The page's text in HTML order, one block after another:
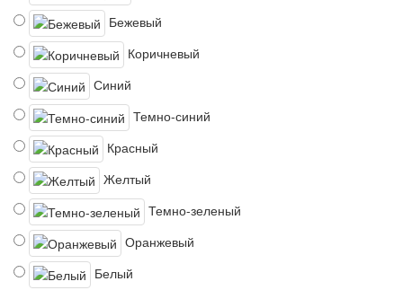
Бежевый
Коричневый
Синий
Темно-синий
Красный
Желтый
Темно-зеленый
Оранжевый
Белый